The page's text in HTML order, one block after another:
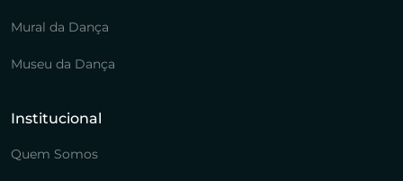
Mural da Dança
Museu da Dança
Institucional
Quem Somos